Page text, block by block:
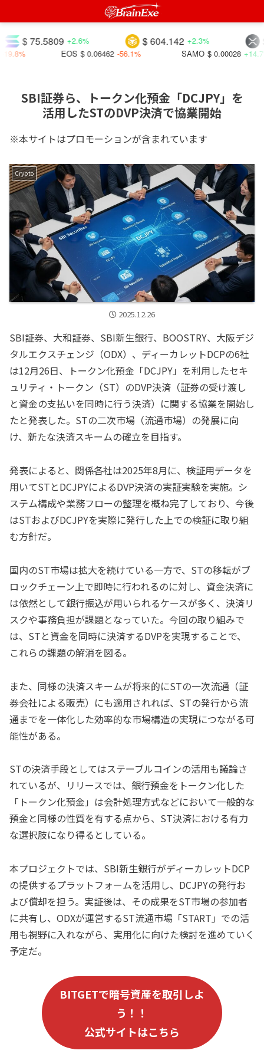
$
$ 604.142 +2.3%
75.5809 +2.6%
$ 0.00028 +14.7%
$ 0.06462 -56.1%
SBI証券ら、トークン化預金「DCJPY」を
活用したSTのDVP決済で協業開始
※本サイトはプロモーションが含まれています
Crypto
2025.12.26
SBI証券、大和証券、SBI新生銀行、BOOSTRY、大阪デジ
タルエクスチェンジ（ODX）、ディーカレットDCPの6社
は12月26日、トークン化預金「DCJPY」を利用したセキ
ュリティ・トークン（ST）のDVP決済（証券の受け渡し
と資金の支払いを同時に行う決済）に関する協業を開始し
たと発表した。STの二次市場（流通市場）の発展に向
け、新たな決済スキームの確立を目指す。
発表によると、関係各社は2025年8月に、検証用データを
用いてSTとDCJPYによるDVP決済の実証実験を実施。シ
ステム構成や業務フローの整理を概ね完了しており、今後
はSTおよびDCJPYを実際に発行した上での検証に取り組
む方針だ。
国内のST市場は拡大を続けている一方で、STの移転がブ
ロックチェーン上で即時に行われるのに対し、資金決済に
は依然として銀行振込が用いられるケースが多く、決済リ
スクや事務負担が課題となっていた。今回の取り組みで
は、STと資金を同時に決済するDVPを実現することで、
これらの課題の解消を図る。
また、同様の決済スキームが将来的にSTの一次流通（証
券会社による販売）にも適用されれば、STの発行から流
通までを一体化した効率的な市場構造の実現につながる可
能性がある。
STの決済手段としてはステーブルコインの活用も議論さ
れているが、リリースでは、銀行預金をトークン化した
「トークン化預金」は会計処理方式などにおいて一般的な
預金と同様の性質を有する点から、ST決済における有力
な選択肢になり得るとしている。
本プロジェクトでは、SBI新生銀行がディーカレットDCP
の提供するプラットフォームを活用し、DCJPYの発行お
よび償却を担う。実証後は、その成果をST市場の参加者
に共有し、ODXが運営するST流通市場「START」での活
用も視野に入れながら、実用化に向けた検討を進めていく
予定だ。
BITGETで暗号資産を取引しよ
う！！
公式サイトはこちら